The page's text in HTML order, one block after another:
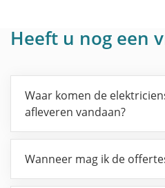
Heeft u nog een
Waar komen de
afleveren vandaan?
Wanneer mag ik de